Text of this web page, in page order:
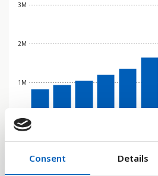
Consent Details
0
1M
2M
3M
Stapeldiagram